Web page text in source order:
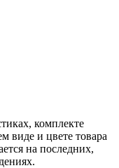
комплекте
виде и цвете товара
на последних,